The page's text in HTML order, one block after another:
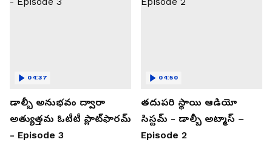
డాల్బీ అనుభవం ద్వారా
అత్యుత్తమ ఓటీటీ ప్లాట్‌ఫారమ్
- Episode 3
04:37
తదుపరి స్థాయి ఆడియో
సిస్టమ్ - డాల్బీ అట్మాస్ –
Episode 2
04:50